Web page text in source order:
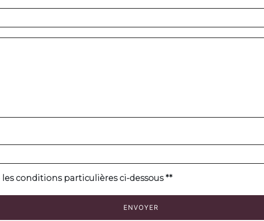
conditions particulières ci-dessous **
ENVOYER